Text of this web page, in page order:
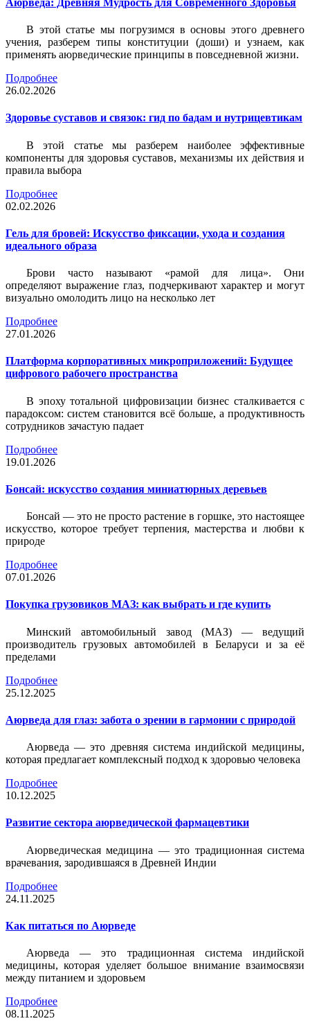
В этой статье мы погрузимся в основы этого древнего
учения, разберем типы конституции (доши) и узнаем, как
применять аюрведические принципы в повседневной жизни.
Подробнее
26.02.2026
Здоровье суставов и связок: гид по бадам и нутрицевтикам
В этой статье мы разберем наиболее эффективные
компоненты для здоровья суставов, механизмы их действия и
правила выбора
Подробнее
02.02.2026
Гель для бровей: Искусство фиксации, ухода и создания
идеального образа
Брови часто называют «рамой для лица». Они
определяют выражение глаз, подчеркивают характер и могут
визуально омолодить лицо на несколько лет
Подробнее
27.01.2026
Платформа корпоративных микроприложений: Будущее
цифрового рабочего пространства
В эпоху тотальной цифровизации бизнес сталкивается с
парадоксом: систем становится всё больше, а продуктивность
сотрудников зачастую падает
Подробнее
19.01.2026
Бонсай: искусство создания миниатюрных деревьев
Бонсай — это не просто растение в горшке, это настоящее
искусство, которое требует терпения, мастерства и любви к
природе
Подробнее
07.01.2026
Покупка грузовиков МАЗ: как выбрать и где купить
Минский автомобильный завод (МАЗ) — ведущий
производитель грузовых автомобилей в Беларуси и за её
пределами
Подробнее
25.12.2025
Аюрведа для глаз: забота о зрении в гармонии с природой
Аюрведа — это древняя система индийской медицины,
которая предлагает комплексный подход к здоровью человека
Подробнее
10.12.2025
Развитие сектора аюрведической фармацевтики
Аюрведическая медицина — это традиционная система
врачевания, зародившаяся в Древней Индии
Подробнее
24.11.2025
Как питаться по Аюрведе
Аюрведа — это традиционная система индийской
медицины, которая уделяет большое внимание взаимосвязи
между питанием и здоровьем
Подробнее
08.11.2025